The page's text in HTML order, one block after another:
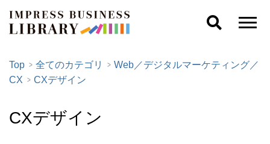
Top 全てのカテゴリ
Web／デジタルマーケティング／
CX
CXデザイン
CXデザイン